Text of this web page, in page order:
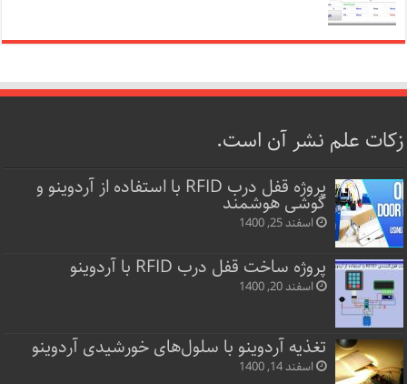
زکات علم نشر آن است.
پروژه قفل‌ درب RFID با استفاده از آردوینو و
گوشی هوشمند
اسفند 25, 1400
پروژه ساخت قفل‌ درب RFID با آردوینو
اسفند 20, 1400
تغذیه آردوینو با سلول‌های خورشیدی آردوینو
اسفند 14, 1400